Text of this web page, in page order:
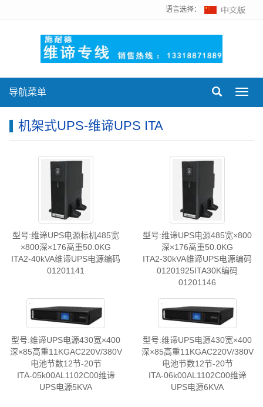
语言选择：
导航菜单
机架式UPS-维谛UPS ITA
型号:维谛UPS电源标机485宽
×800深×176高重50.0KG
ITA2-40kVA维谛UPS电源编码
01201141
型号:维谛UPS电源485宽×800
深×176高重50.0KG
ITA2-30kVA维谛UPS电源编码
01201925ITA30K编码
01201146
型号:维谛UPS电源430宽×400
深×85高重11KGAC220V/380V
电池节数12节-20节
ITA-05k00AL1102C00维谛
UPS电源5KVA
型号:维谛UPS电源430宽×400
深×85高重11KGAC220V/380V
电池节数12节-20节
ITA-06k00AL1102C00维谛
UPS电源6KVA